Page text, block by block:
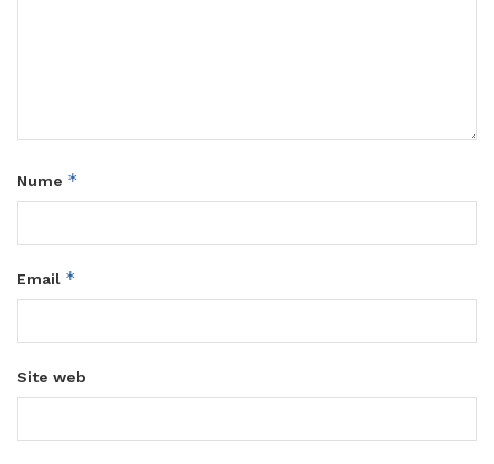
Nume *
Email *
Site web